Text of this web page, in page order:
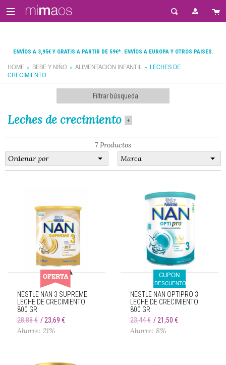
ENVÍOS A 3,95€ Y GRATIS A PARTIR DE 59€*. ENVÍOS A EUROPA Y OTROS PAISES.
HOME BEBÉ Y NIÑO ALIMENTACIÓN INFANTIL
LECHES DE
CRECIMIENTO
Filtrar búsqueda
Leches de crecimiento +
7 Productos
NESTLÉ NAN 3 SUPREME
LECHE DE CRECIMIENTO
800 GR
28,88 €
23,69 €
Ahorre: 21%
CUPON
DESCUENTO
NESTLÉ NAN OPTIPRO 3
LECHE DE CRECIMIENTO
800 GR
23,44 €
21,50 €
Ahorre: 8%